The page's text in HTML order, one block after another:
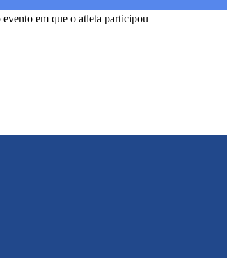
em que o atleta participou